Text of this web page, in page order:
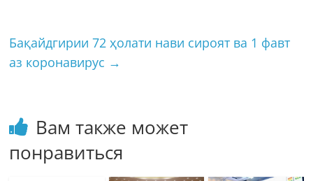
Бақайдгирии 72 ҳолати нави сироят ва 1 фавт
аз коронавирус →
Вам также может
понравиться